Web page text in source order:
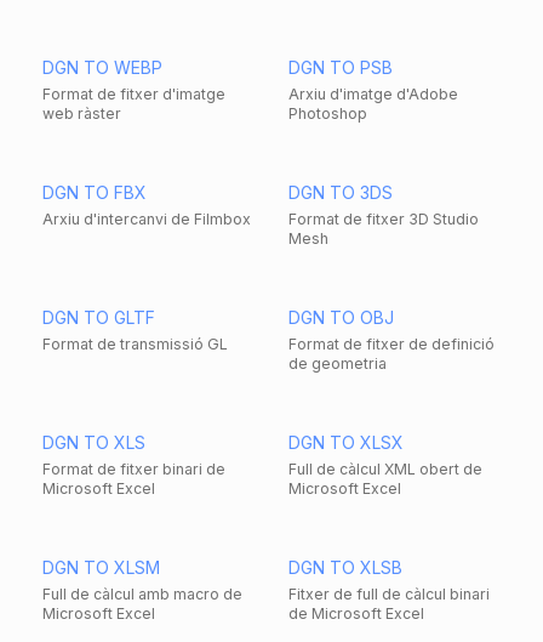
DGN TO WEBP
Format de fitxer d'imatge
web ràster
DGN TO PSB
Arxiu d'imatge d'Adobe
Photoshop
DGN TO FBX
Arxiu d'intercanvi de Filmbox
DGN TO 3DS
Format de fitxer 3D Studio
Mesh
DGN TO GLTF
Format de transmissió GL
DGN TO OBJ
Format de fitxer de definició
de geometria
DGN TO XLS
Format de fitxer binari de
Microsoft Excel
DGN TO XLSX
Full de càlcul XML obert de
Microsoft Excel
DGN TO XLSM
Full de càlcul amb macro de
Microsoft Excel
DGN TO XLSB
Fitxer de full de càlcul binari
de Microsoft Excel